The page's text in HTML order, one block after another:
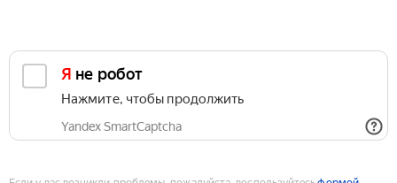
Я не робот
Нажмите, чтобы продолжить
Yandex SmartCaptcha